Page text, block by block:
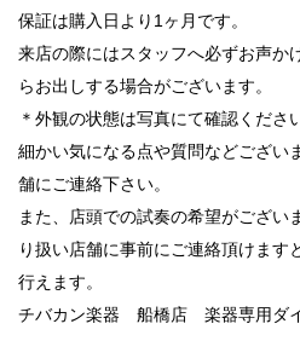
保証は購入日より1ヶ月です。
来店の際にはスタッフへ必ずお声か
らお出しする場合がございます。
＊外観の状態は写真にて確認くださ
細かい気になる点や質問などござい
舗にご連絡下さい。
また、店頭での試奏の希望がござい
り扱い店舗に事前にご連絡頂けます
行えます。
チバカン楽器 船橋店 楽器専用ダ